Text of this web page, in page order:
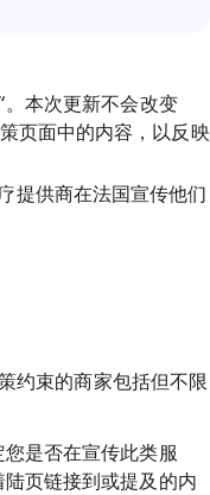
本次更新不会改变
页面中的内容，以反映
提供商在法国宣传他们
约束的商家包括但不限
是否在宣传此类服
页链接到或提及的内